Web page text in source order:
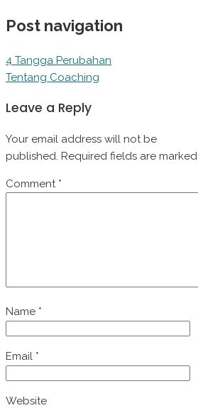
Post navigation
4 Tangga Perubahan
Tentang Coaching
Leave a Reply
Your email address will not be
published. Required fields are marked
Comment *
Name *
Email *
Website